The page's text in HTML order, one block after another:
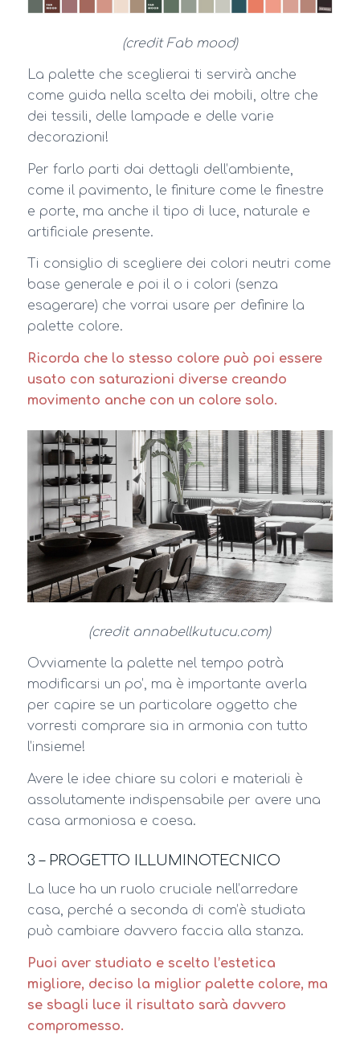
(credit Fab mood)
La palette che sceglierai ti servirà anche
come guida nella scelta dei mobili, oltre che
dei tessili, delle lampade e delle varie
decorazioni!
Per farlo parti dai dettagli dell’ambiente,
come il pavimento, le finiture come le finestre
e porte, ma anche il tipo di luce, naturale e
artificiale presente.
Ti consiglio di scegliere dei colori neutri come
base generale e poi il o i colori (senza
esagerare) che vorrai usare per definire la
palette colore.
Ricorda che lo stesso colore può poi essere
usato con saturazioni diverse creando
movimento anche con un colore solo.
(credit annabellkutucu.com)
Ovviamente la palette nel tempo potrà
modificarsi un po’, ma è importante averla
per capire se un particolare oggetto che
vorresti comprare sia in armonia con tutto
l’insieme!
Avere le idee chiare su colori e materiali è
assolutamente indispensabile per avere una
casa armoniosa e coesa.
3 – PROGETTO ILLUMINOTECNICO
La luce ha un ruolo cruciale nell’arredare
casa, perché a seconda di com’è studiata
può cambiare davvero faccia alla stanza.
Puoi aver studiato e scelto l’estetica
migliore, deciso la miglior palette colore, ma
se sbagli luce il risultato sarà davvero
compromesso.